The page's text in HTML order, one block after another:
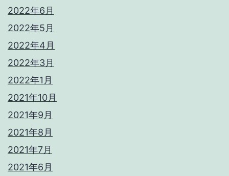
2022年6月
2022年5月
2022年4月
2022年3月
2022年1月
2021年10月
2021年9月
2021年8月
2021年7月
2021年6月